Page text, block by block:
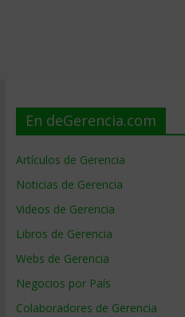
En deGerencia.com
Artículos de Gerencia
Noticias de Gerencia
Videos de Gerencia
Libros de Gerencia
Webs de Gerencia
Negocios por País
Colaboradores de Gerencia